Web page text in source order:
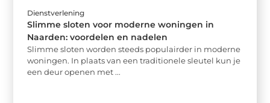
Dienstverlening
Slimme sloten voor moderne woningen in
Naarden: voordelen en nadelen
Slimme sloten worden steeds populairder in moderne
woningen. In plaats van een traditionele sleutel kun je
een deur openen met ...